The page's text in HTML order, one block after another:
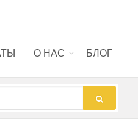
О НАС БЛОГ